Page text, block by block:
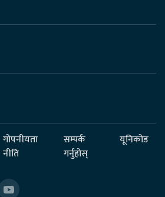
गोपनीयता
नीति
सम्पर्क
गर्नुहोस्
यूनिकोड